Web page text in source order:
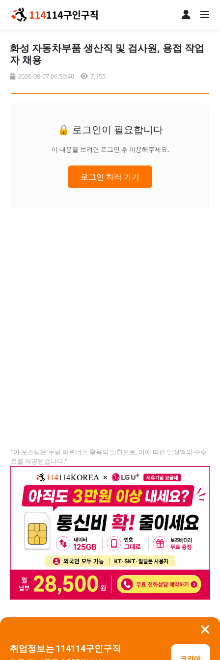
×
취업정보는 114114구인구직
화성 자동차부품 생산직 및 검사원, 용접 작업
자 채용
2026-08-07 06:50:40 7,155
🔒 로그인이 필요합니다
이 내용을 보려면 로그인 후 이용해주세요.
로그인 하러 가기
"이 포스팅은 쿠팡 파트너스 활동의 일환으로, 이에 따른 일정액의 수수
료를 제공받습니다."